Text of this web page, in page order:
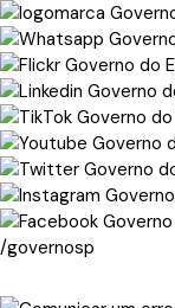
/governosp